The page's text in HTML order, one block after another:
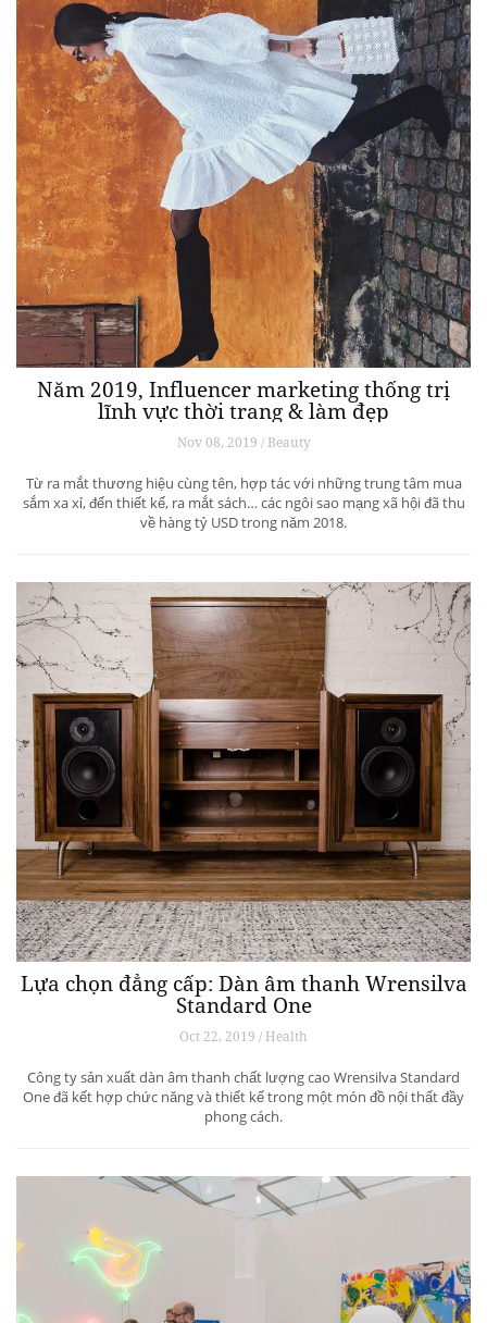
Năm 2019, Influencer marketing thống trị
lĩnh vực thời trang & làm đẹp
Nov 08, 2019 / Beauty
Từ ra mắt thương hiệu cùng tên, hợp tác với những trung tâm mua
sắm xa xỉ, đến thiết kế, ra mắt sách… các ngôi sao mạng xã hội đã thu
về hàng tỷ USD trong năm 2018.
Lựa chọn đẳng cấp: Dàn âm thanh Wrensilva
Standard One
Oct 22, 2019 / Health
Công ty sản xuất dàn âm thanh chất lượng cao Wrensilva Standard
One đã kết hợp chức năng và thiết kế trong một món đồ nội thất đầy
phong cách.